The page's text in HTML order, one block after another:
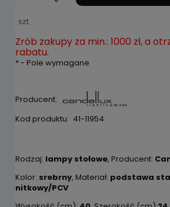
szt.
Zrób zakupy za min.: 1000 zł, a
rabatu.
*- Pole wymagane
Producent:
Kod produktu: 41-11954
Rodzaj: lampy stołowe, Producent:
Kolor: srebrny, Materiał: podstawa
nitkowy/PCV